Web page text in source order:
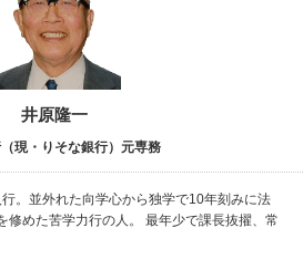
井原隆一
現・りそな銀行）元専務
。並外れた向学心から独学で10年刻みに法
修めた苦学力行の人。 最年少で課長抜擢、常